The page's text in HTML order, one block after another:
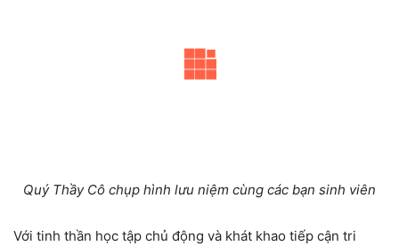
Quý Thầy Cô chụp hình lưu niệm cùng các bạn sinh viên
Với tinh thần học tập chủ động và khát khao tiếp cận tri